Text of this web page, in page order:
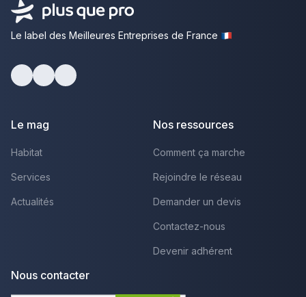
Le label des Meilleures Entreprises de France
Le mag
Habitat
Services
Actualités
Nos ressources
Comment ça marche
Rejoindre le réseau
Demander un devis
Contactez-nous
Devenir adhérent
Nous contacter